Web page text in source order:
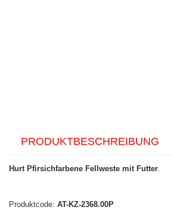
PRODUKTBESCHREIBUNG
Hurt Pfirsichfarbene Fellweste mit Futter.
Produktcode: AT-KZ-2368.00P